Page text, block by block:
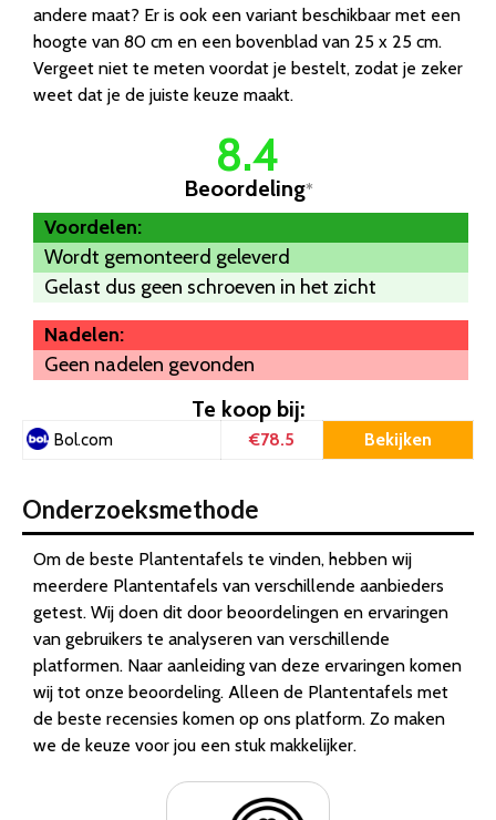
andere maat? Er is ook een variant beschikbaar met een
hoogte van 80 cm en een bovenblad van 25 x 25 cm.
Vergeet niet te meten voordat je bestelt, zodat je zeker
weet dat je de juiste keuze maakt.
8.4
Beoordeling*
Voordelen:
Wordt gemonteerd geleverd
Gelast dus geen schroeven in het zicht
Nadelen:
Geen nadelen gevonden
Te koop bij:
Bol.com €78.5 Bekijken
Onderzoeksmethode
Om de beste Plantentafels te vinden, hebben wij
meerdere Plantentafels van verschillende aanbieders
getest. Wij doen dit door beoordelingen en ervaringen
van gebruikers te analyseren van verschillende
platformen. Naar aanleiding van deze ervaringen komen
wij tot onze beoordeling. Alleen de Plantentafels met
de beste recensies komen op ons platform. Zo maken
we de keuze voor jou een stuk makkelijker.